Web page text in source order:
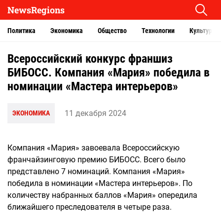
NewsRegions
Политика Экономика Общество Технологии Культура
Всероссийский конкурс франшиз
БИБОСС. Компания «Мария» победила в
номинации «Мастера интерьеров»
ЭКОНОМИКА 11 декабря 2024
Компания «Мария» завоевала Всероссийскую
франчайзинговую премию БИБОСС. Всего было
представлено 7 номинаций. Компания «Мария»
победила в номинации «Мастера интерьеров». По
количеству набранных баллов «Мария» опередила
ближайшего преследователя в четыре раза.